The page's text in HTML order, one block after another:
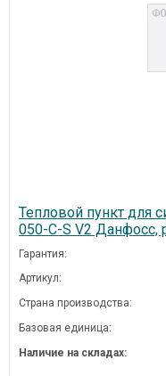
Тепловой пункт для
050-C-S V2 Данфосс,
Гарантия:
Артикул:
Страна производства:
Базовая единица:
Наличие на складах: